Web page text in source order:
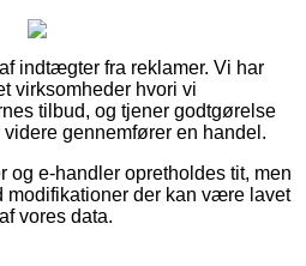
indtægter fra reklamer. Vi har
virksomheder hvori vi
tilbud, og tjener godtgørelse
gennemfører en handel.
og e-handler opretholdes tit, men
modifikationer der kan være lavet
vores data.